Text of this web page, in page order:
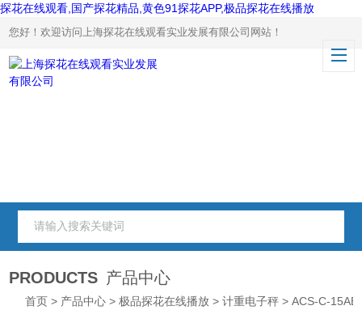
探花在线观看,国产探花精品,黄色91探花APP,极品探花在线播放
您好！欢迎访问上海探花在线观看实业发展有限公司网站！
PRODUCTS 产品中心
首页 > 产品中心 >极品探花在线播放 >计重电子秤 > ACS-C-15AE